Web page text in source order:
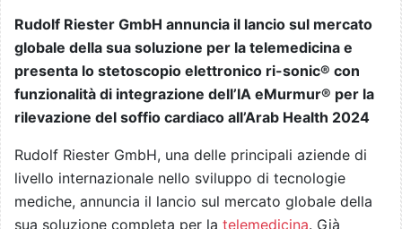
Rudolf Riester GmbH annuncia il lancio sul mercato
globale della sua soluzione per la telemedicina e
presenta lo stetoscopio elettronico ri-sonic® con
funzionalità di integrazione dell’IA eMurmur® per la
rilevazione del soffio cardiaco all’Arab Health 2024
Rudolf Riester GmbH, una delle principali aziende di
livello internazionale nello sviluppo di tecnologie
mediche, annuncia il lancio sul mercato globale della
sua soluzione completa per la telemedicina. Già